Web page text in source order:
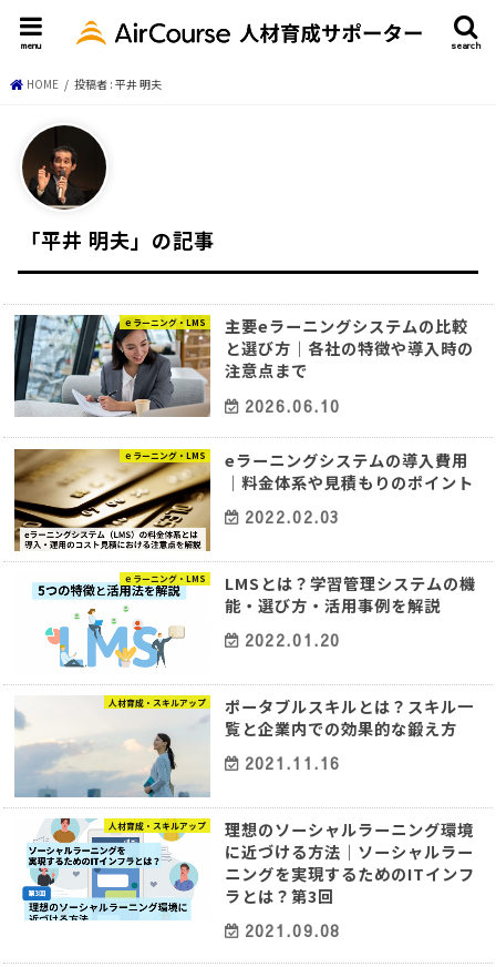
search
menu
HOME 投稿者 : 平井 明夫
「平井 明夫」の記事
ｅラーニング・LMS
主要eラーニングシステムの比較
と選び方｜各社の特徴や導入時の
注意点まで
2026.06.10
ｅラーニング・LMS
eラーニングシステムの導入費用
｜料金体系や見積もりのポイント
2022.02.03
ｅラーニング・LMS
LMSとは？学習管理システムの機
能・選び方・活用事例を解説
2022.01.20
人材育成・スキルアップ
ポータブルスキルとは？スキル一
覧と企業内での効果的な鍛え方
2021.11.16
人材育成・スキルアップ
理想のソーシャルラーニング環境
に近づける方法｜ソーシャルラー
ニングを実現するためのITインフ
ラとは？第3回
2021.09.08